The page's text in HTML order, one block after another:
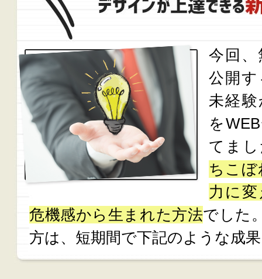
今回、
公開
未経
を
てま
ちこぼ
力に
危機感から生まれた方法でした
方は、短期間で下記のような成